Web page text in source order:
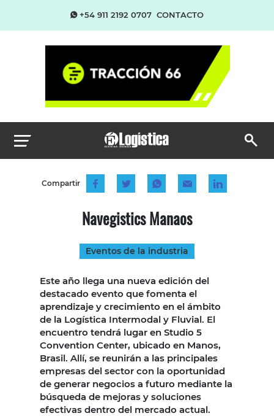
+54 911 2192 0707 CONTACTO
Compartir
Navegistics Manaos
Eventos de la industria
Este año llega una nueva edición del
destacado evento que fomenta el
aprendizaje y crecimiento en el ámbito
de la Logística Intermodal y Fluvial. El
encuentro tendrá lugar en Studio 5
Convention Center, ubicado en Manos,
Brasil. Allí, se reunirán a las principales
empresas del sector con la oportunidad
de generar negocios a futuro mediante la
búsqueda de mejoras y soluciones
efectivas dentro del mercado actual.